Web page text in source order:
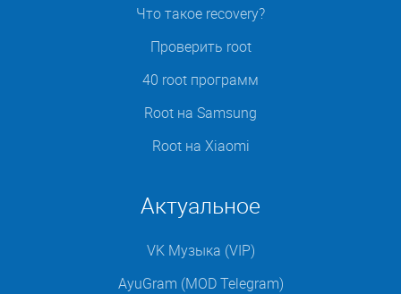
Что такое recovery?
Проверить root
40 root программ
Root на Samsung
Root на Xiaomi
Актуальное
VK Музыка (VIP)
AyuGram (MOD Telegram)